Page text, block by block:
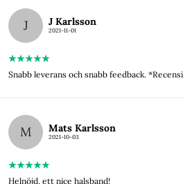
J J Karlsson
2021-11-01
Snabb leverans och snabb feedback.
M Mats Karlsson
2021-10-03
Helnöjd, ett nice halsband!